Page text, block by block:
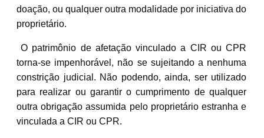
doação, ou qualquer outra modalidade por iniciativa do
proprietário.
O patrimônio de afetação vinculado a CIR ou CPR
torna-se impenhorável, não se sujeitando a nenhuma
constrição judicial. Não podendo, ainda, ser utilizado
para realizar ou garantir o cumprimento de qualquer
outra obrigação assumida pelo proprietário estranha e
vinculada a CIR ou CPR.